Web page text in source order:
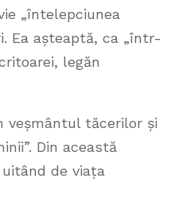
„întelepciunea
Ea așteaptă, ca „într-
legăn
veșmântul tăcerilor și
Din această
de viața